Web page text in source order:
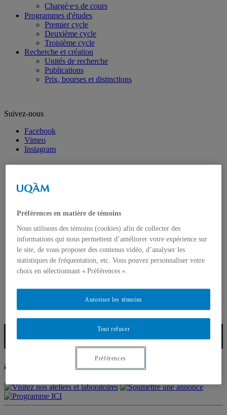
Chargé⸱e⸱s de cours
Programmes d'études
Premier cycle
Deuxième cycle
Troisième cycle
Recherche et création
Unités de recherche
Publications
Prix, bourses et distinctions
Suivez-nous
Facebook
Vimeo
Instagram
Futur⸱e⸱s étudiant⸱e⸱s
Certificat
Étudiant⸱e⸱s de l’étranger
Doctorat
Étudiant⸱e⸱s
Portail étudiant
Soutien financier
Services
Soutien aux étudiant⸱e⸱s
Expositions étudiantes
Prix et bourses de 1er cycle
Abonnez-vous à notre infolettre
ateliers et ICI
Préférences en matière de témoins
Nous utilisons des témoins (cookies) afin de collecter des
informations qui nous permettent d’améliorer votre expérience sur
le site, de vous proposer des contenus vidéo, d’analyser les
statistiques de fréquentation, etc. Vous pouvez personnaliser votre
choix en sélectionnant « Préférences ».
Tout refuser
Autoriser les témoins
Préférences